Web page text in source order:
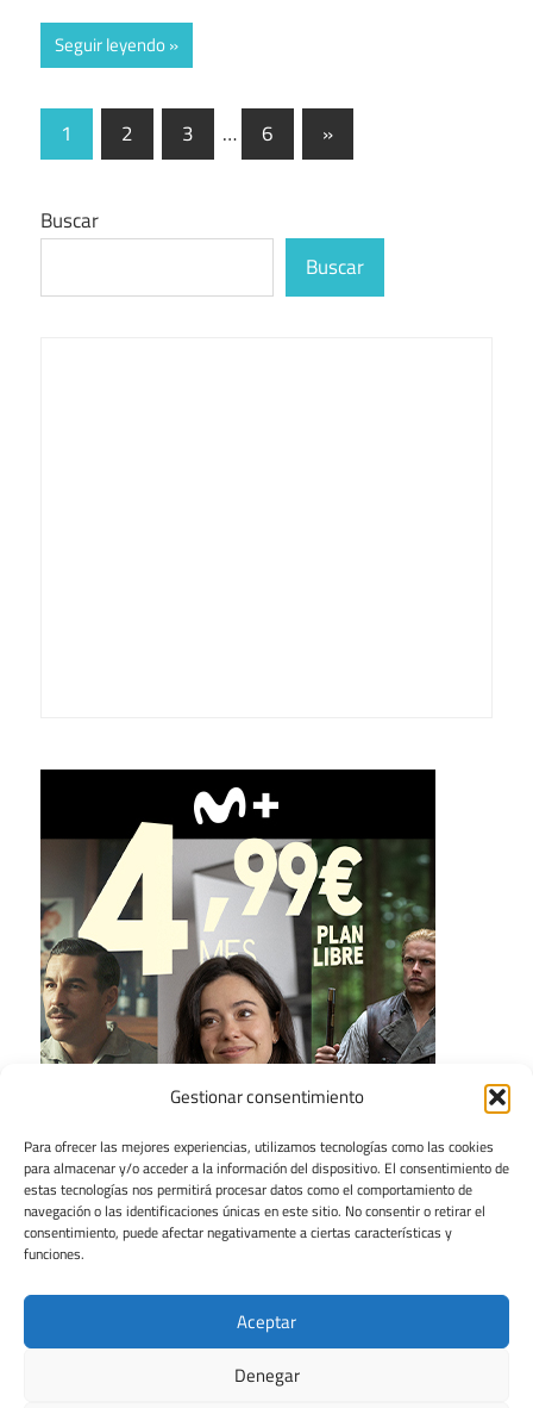
Gestionar consentimiento
Para ofrecer las mejores experiencias, utilizamos tecnologías como las cookies
para almacenar y/o acceder a la información del dispositivo. El consentimiento de
estas tecnologías nos permitirá procesar datos como el comportamiento de
navegación o las identificaciones únicas en este sitio. No consentir o retirar el
consentimiento, puede afectar negativamente a ciertas características y
funciones.
Aceptar
Denegar
Seguir leyendo
Paginación
de
entradas
1 2 3 … 6
Entradas
siguientes
»
Buscar
Buscar